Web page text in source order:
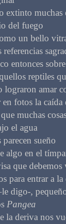
extinto muchas
del fuego
un bello
referencias
entonces
reptiles
lograron amar
fotos la caída
muchas
el agua
parecen sueño
algo en el
que
para entrar a
digo-,
Pangea
la deriva nos